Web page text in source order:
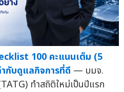
100 คะแนนเต็ม (5
กับดูแลกิจการที่ดี — บมจ.
ทำสถิติใหม่เป็นปีแรก